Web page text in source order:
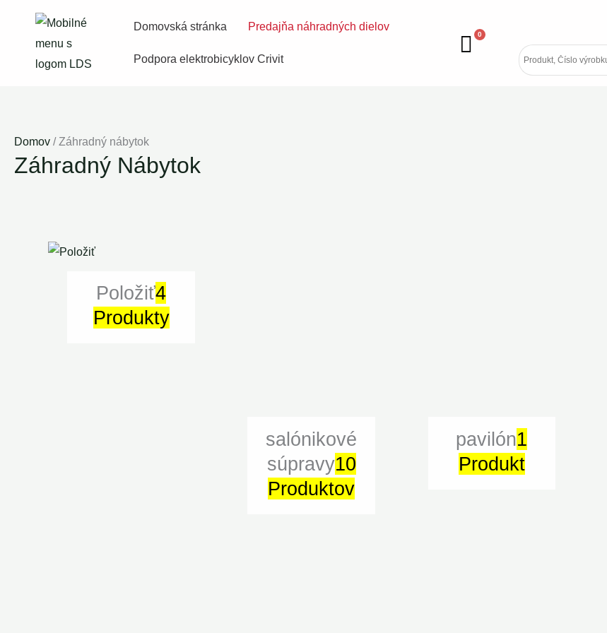
Domovská stránka Predajňa náhradných dielov
Podpora elektrobicyklov Crivit
0
Domov / Záhradný nábytok
Záhradný Nábytok
Položiť4
Produkty
salónikové
súpravy10
Produktov
pavilón1
Produkt